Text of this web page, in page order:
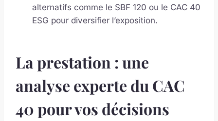
alternatifs comme le SBF 120 ou le CAC 40
ESG pour diversifier l’exposition.
La prestation : une
analyse experte du CAC
40 pour vos décisions